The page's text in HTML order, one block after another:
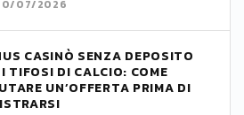
07/2026
CASINÒ SENZA DEPOSITO
I TIFOSI DI CALCIO: COME
UN’OFFERTA PRIMA DI